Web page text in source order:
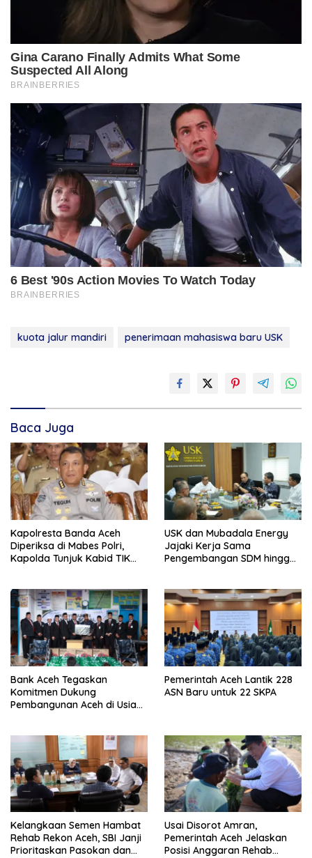
kuota jalur mandiri penerimaan mahasiswa baru USK
Baca Juga
Kapolresta Banda Aceh
Diperiksa di Mabes Polri,
Kapolda Tunjuk Kabid TIK
USK dan Mubadala Energy
Jajaki Kerja Sama
Pengembangan SDM hingga
Bank Aceh Tegaskan
Komitmen Dukung
Pembangunan Aceh di Usia
Pemerintah Aceh Lantik 228
ASN Baru untuk 22 SKPA
Kelangkaan Semen Hambat
Rehab Rekon Aceh, SBI Janji
Prioritaskan Pasokan dan
Usai Disorot Amran,
Pemerintah Aceh Jelaskan
Posisi Anggaran Rehab